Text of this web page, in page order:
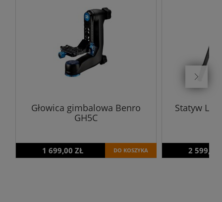
Głowica gimbalowa Benro
GH5C
1 699,00 ZŁ DO KOSZYKA
Statyw
2 599,00